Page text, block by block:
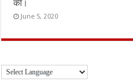
की।
June 5, 2020